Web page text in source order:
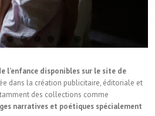
l’enfance disponibles sur le site de
dans la création publicitaire, éditoriale et
des collections comme
narratives et poétiques spécialement